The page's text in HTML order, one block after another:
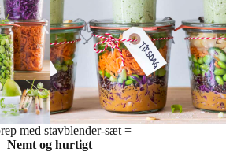
med stavblender-sæt =
Nemt og hurtigt